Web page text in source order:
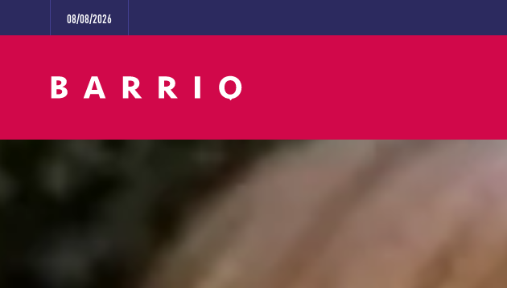
08/08/2026